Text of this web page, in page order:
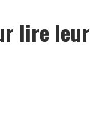
lire leur